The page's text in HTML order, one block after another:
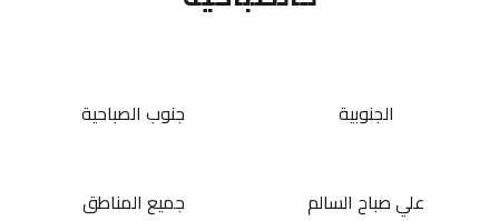
الجنوبية جنوب الصباحية
علي صباح السالم جميع المناطق